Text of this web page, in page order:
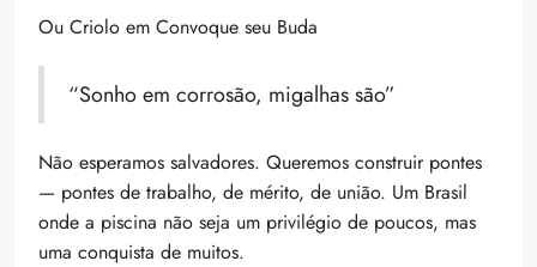
Ou Criolo em Convoque seu Buda
“Sonho em corrosão, migalhas são”
Não esperamos salvadores. Queremos construir pontes
— pontes de trabalho, de mérito, de união. Um Brasil
onde a piscina não seja um privilégio de poucos, mas
uma conquista de muitos.